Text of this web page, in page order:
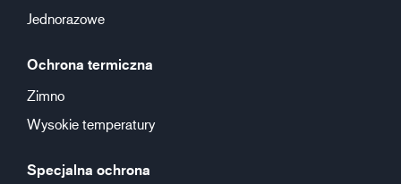
Jednorazowe
Ochrona termiczna
Zimno
Wysokie temperatury
Specjalna ochrona